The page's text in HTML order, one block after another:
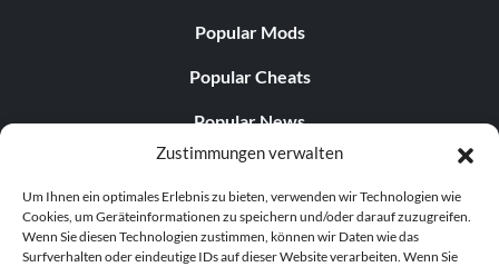
Zustimmungen verwalten
Um Ihnen ein optimales Erlebnis zu bieten, verwenden wir Technologien wie
Cookies, um Geräteinformationen zu speichern und/oder darauf zuzugreifen.
Wenn Sie diesen Technologien zustimmen, können wir Daten wie das
Surfverhalten oder eindeutige IDs auf dieser Website verarbeiten. Wenn Sie
Popular Mods
Popular Cheats
Popular News
Popular Editorials
Popular Free Games
LATEST UPDATES